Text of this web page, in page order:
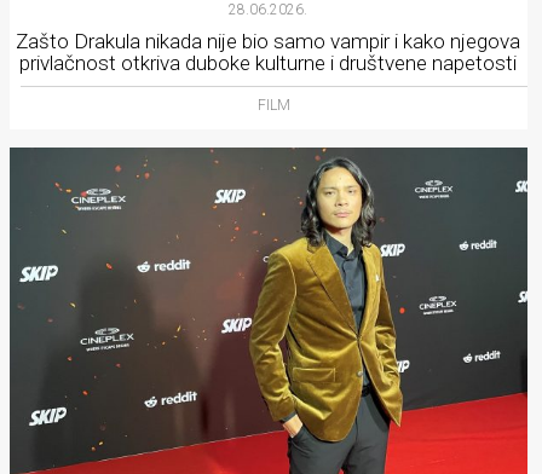
28.06.2026.
Zašto Drakula nikada nije bio samo vampir i kako njegova
privlačnost otkriva duboke kulturne i društvene napetosti
FILM